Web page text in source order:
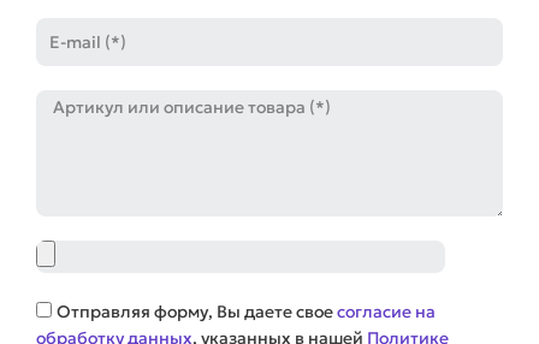
mail
Артикул
Файл
Соглашение
Отправляя форму, Вы даете своесогласие на
обработку данных, указанных в нашей Политике